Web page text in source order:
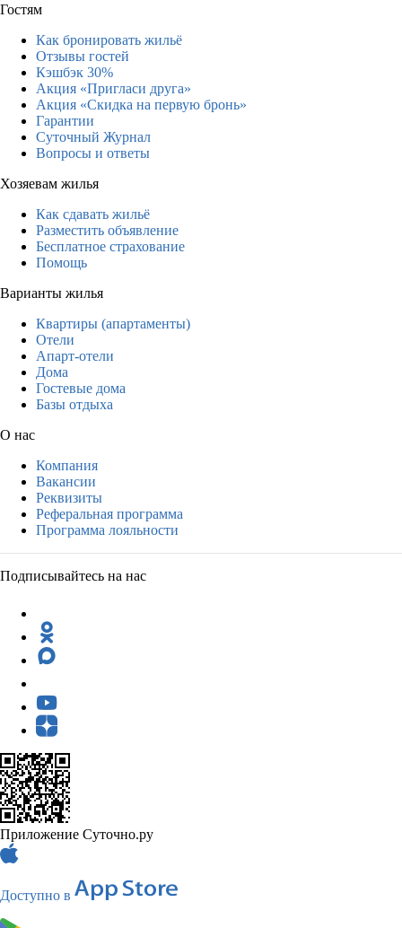
Гостям
Как бронировать жильё
Отзывы гостей
Кэшбэк 30%
Акция «Пригласи друга»
Акция «Скидка на первую бронь»
Гарантии
Суточный Журнал
Вопросы и ответы
Хозяевам жилья
Как сдавать жильё
Разместить объявление
Бесплатное страхование
Помощь
Варианты жилья
Квартиры (апартаменты)
Отели
Апарт-отели
Дома
Гостевые дома
Базы отдыха
О нас
Компания
Вакансии
Реквизиты
Реферальная программа
Программа лояльности
Подписывайтесь на нас
Приложение Суточно.ру
Доступно в